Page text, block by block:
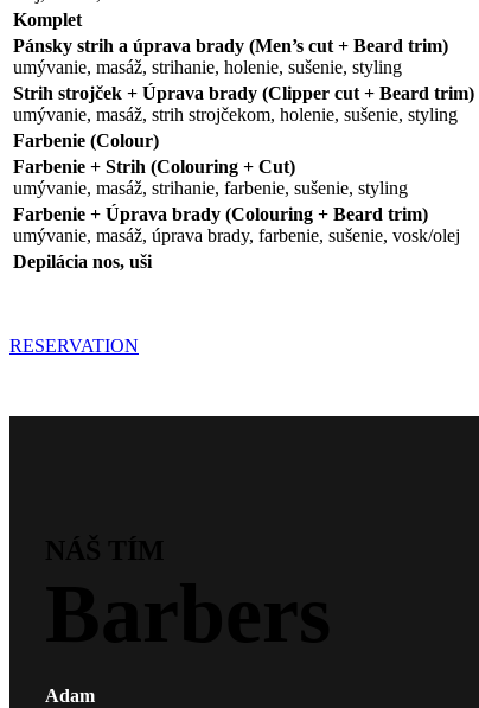
Komplet
Pánsky strih a úprava brady (Men’s cut + Beard trim)
umývanie, masáž, strihanie, holenie, sušenie, styling
Strih strojček + Úprava brady (Clipper cut + Beard trim)
umývanie, masáž, strih strojčekom, holenie, sušenie, styling
Farbenie (Colour)
Farbenie + Strih (Colouring + Cut)
umývanie, masáž, strihanie, farbenie, sušenie, styling
Farbenie + Úprava brady (Colouring + Beard trim)
umývanie, masáž, úprava brady, farbenie, sušenie, vosk/olej
Depilácia nos, uši
RESERVATION
Adam